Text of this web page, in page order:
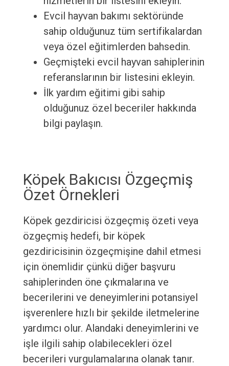
Evcil hayvan bakımı sektöründe
sahip olduğunuz tüm sertifikalardan
veya özel eğitimlerden bahsedin.
Geçmişteki evcil hayvan sahiplerinin
referanslarının bir listesini ekleyin.
İlk yardım eğitimi gibi sahip
olduğunuz özel beceriler hakkında
bilgi paylaşın.
Köpek Bakıcısı Özgeçmiş
Özet Örnekleri
Köpek gezdiricisi özgeçmiş özeti veya
özgeçmiş hedefi, bir köpek
gezdiricisinin özgeçmişine dahil etmesi
için önemlidir çünkü diğer başvuru
sahiplerinden öne çıkmalarına ve
becerilerini ve deneyimlerini potansiyel
işverenlere hızlı bir şekilde iletmelerine
yardımcı olur. Alandaki deneyimlerini ve
işle ilgili sahip olabilecekleri özel
becerileri vurgulamalarına olanak tanır.